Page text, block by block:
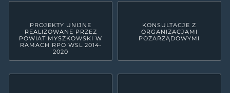
PROJEKTY UNIJNE
REALIZOWANE PRZEZ
POWIAT MYSZKOWSKI W
RAMACH RPO WSL 2014-
2020
KONSULTACJE Z
ORGANIZACJAMI
POZARZĄDOWYMI